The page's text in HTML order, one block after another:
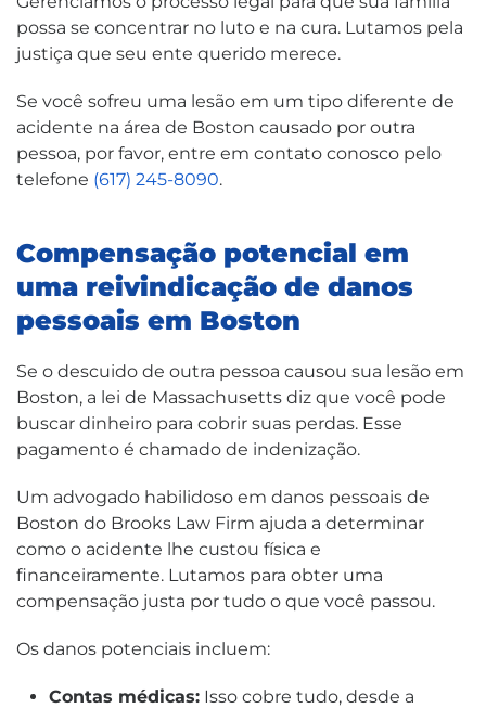
possa se concentrar no luto e na cura. Lutamos pela
justiça que seu ente querido merece.
Se você sofreu uma lesão em um tipo diferente de
acidente na área de Boston causado por outra
pessoa, por favor, entre em contato conosco pelo
telefone (617) 245-8090.
Compensação potencial em
uma reivindicação de danos
pessoais em Boston
Se o descuido de outra pessoa causou sua lesão em
Boston, a lei de Massachusetts diz que você pode
buscar dinheiro para cobrir suas perdas. Esse
pagamento é chamado de indenização.
Um advogado habilidoso em danos pessoais de
Boston do Brooks Law Firm ajuda a determinar
como o acidente lhe custou física e
financeiramente. Lutamos para obter uma
compensação justa por tudo o que você passou.
Os danos potenciais incluem:
Contas médicas: Isso cobre tudo, desde a